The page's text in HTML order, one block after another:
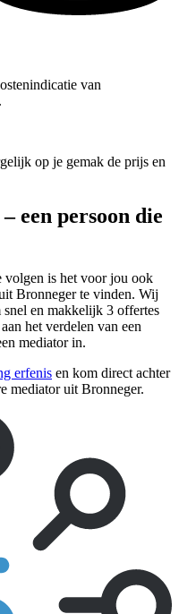
van
op je gemak de prijs en
een persoon die
volgen is het voor jou ook
Bronneger te vinden. Wij
en makkelijk 3 offertes
het verdelen van een
mediator in.
erfenis en kom direct achter
mediator uit Bronneger.